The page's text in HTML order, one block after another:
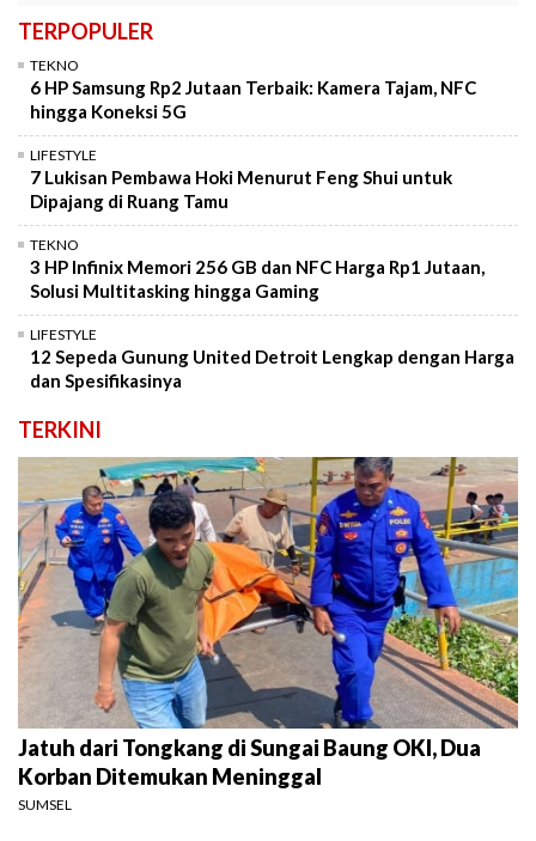
TERPOPULER
TEKNO
6 HP Samsung Rp2 Jutaan Terbaik: Kamera Tajam, NFC
hingga Koneksi 5G
LIFESTYLE
7 Lukisan Pembawa Hoki Menurut Feng Shui untuk
Dipajang di Ruang Tamu
TEKNO
3 HP Infinix Memori 256 GB dan NFC Harga Rp1 Jutaan,
Solusi Multitasking hingga Gaming
LIFESTYLE
12 Sepeda Gunung United Detroit Lengkap dengan Harga
dan Spesifikasinya
TERKINI
Jatuh dari Tongkang di Sungai Baung OKI, Dua
Korban Ditemukan Meninggal
SUMSEL